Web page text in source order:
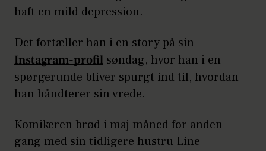
haft en mild depression.
Det fortæller han i en story på sin
Instagram-profil søndag, hvor han i en
spørgerunde bliver spurgt ind til, hvordan
han håndterer sin vrede.
Komikeren brød i maj måned for anden
gang med sin tidligere hustru Line